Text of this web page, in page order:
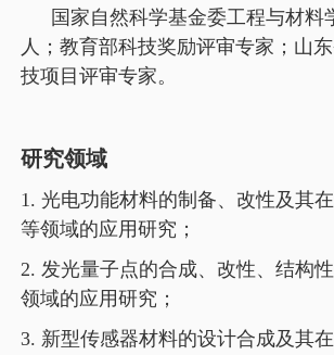
国家自然科学基金委工程与材料
人；教育部科技奖励评审专家；山
技项目评审专家。
研究领域
1. 光电功能材料的制备、改性及其
等领域的应用研究；
2. 发光量子点的合成、改性、结构
领域的应用研究；
3. 新型传感器材料的设计合成及其